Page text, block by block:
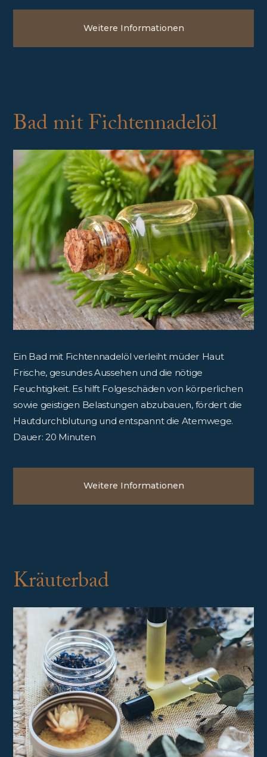
Weitere Informationen
Bad mit Fichtennadelöl
Ein Bad mit Fichtennadelöl verleiht müder Haut
Frische, gesundes Aussehen und die nötige
Feuchtigkeit. Es hilft Folgeschäden von körperlichen
sowie geistigen Belastungen abzubauen, fördert die
Hautdurchblutung und entspannt die Atemwege.
Dauer: 20 Minuten
Weitere Informationen
Kräuterbad